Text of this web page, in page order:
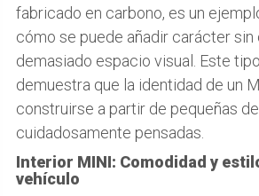
fabricado en carbono, es un
cómo se puede añadir carácter sin
demasiado espacio visual. Este
demuestra que la identidad de un
construirse a partir de pequeñas
cuidadosamente pensadas.
Interior MINI: Comodidad y
vehículo